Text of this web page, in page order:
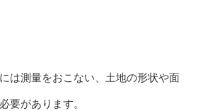
は測量をおこない、土地の形状や面
要があります。